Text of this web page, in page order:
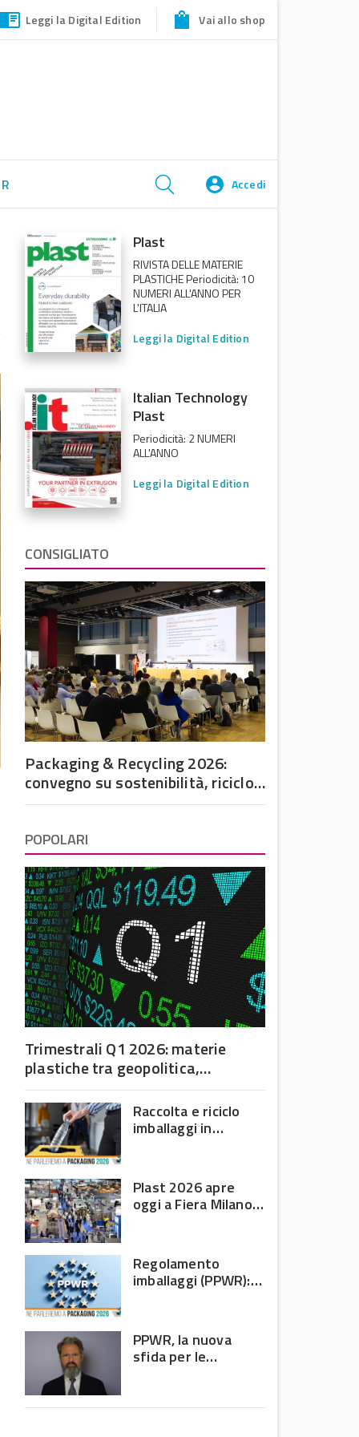
Leggi la Digital Edition Vai allo shop
Accedi
Plast
RIVISTA DELLE MATERIE
PLASTICHE Periodicità: 10
NUMERI ALL'ANNO PER
L'ITALIA
Leggi la Digital Edition
Italian Technology
Plast
Periodicità: 2 NUMERI
ALL'ANNO
Leggi la Digital Edition
CONSIGLIATO
Packaging & Recycling 2026:
convegno su sostenibilità, riciclo
e futuro dell’imballaggio in
POPOLARI
Trimestrali Q1 2026: materie
plastiche tra geopolitica,
domanda debole e corsa
all’efficienza Raccolta e riciclo
imballaggi in
e PPWR
Plast 2026 apre
oggi a Fiera Milano
plastiche
Regolamento
imballaggi (PPWR):
PPWR, la nuova
sfida per le
produce imballaggi